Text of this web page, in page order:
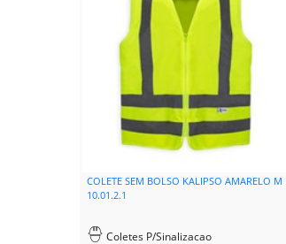
COLETE SEM BOLSO KALIPSO AMARELO M
10.01.2.1
Coletes P/Sinalizacao